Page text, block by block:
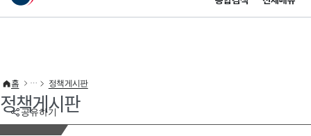
이 누리집은 대한민국 공식 전자정부 누리집입니다.
공유하기
홈 정책게시판
정책게시판